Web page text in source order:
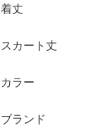
帽子
ヘアアクセサリー
マタニティウェア・ベビ
ー用品
スーツ・フォーマル
M
XL
ノースリーブ
半袖
長袖
クリア
着丈
ショート丈
ミドル丈
スカート丈
ミニ丈・ショート丈
膝丈・ミディ丈
カラー
ブランド